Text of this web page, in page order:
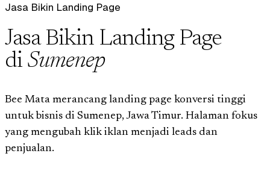
Jasa Bikin Landing Page
Jasa Bikin Landing Page
di Sumenep
Bee Mata merancang landing page konversi tinggi
untuk bisnis di Sumenep, Jawa Timur. Halaman fokus
yang mengubah klik iklan menjadi leads dan
penjualan.